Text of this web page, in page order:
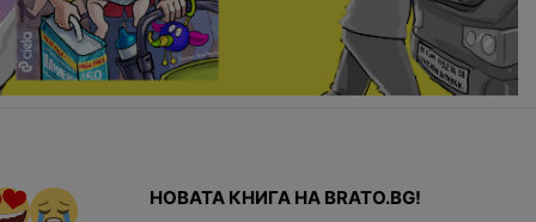
НОВАТА КНИГА НА BRATO.BG!